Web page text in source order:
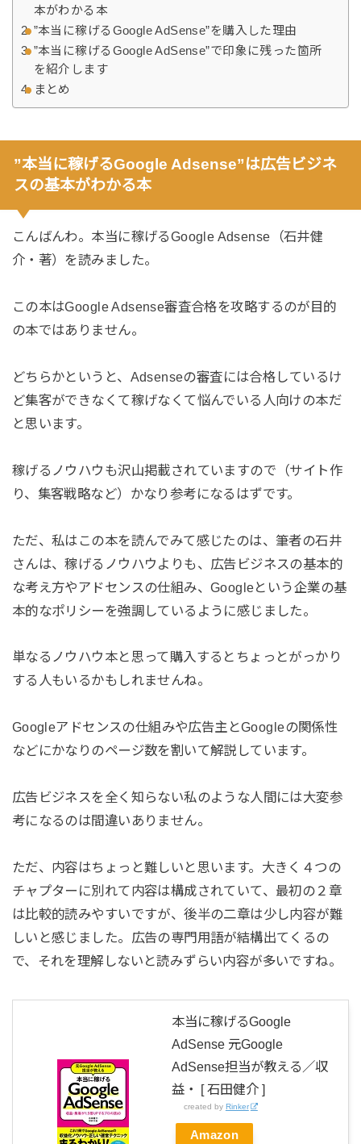
本がわかる本
”本当に稼げるGoogle AdSense”を購入した理由
”本当に稼げるGoogle AdSense”で印象に残った箇所
を紹介します
まとめ
”本当に稼げるGoogle Adsense”は広告ビジネ
スの基本がわかる本
こんばんわ。本当に稼げるGoogle Adsense（石井健
介・著）を読みました。
この本はGoogle Adsense審査合格を攻略するのが目的
の本ではありません。
どちらかというと、Adsenseの審査には合格しているけ
ど集客ができなくて稼げなくて悩んでいる人向けの本だ
と思います。
稼げるノウハウも沢山掲載されていますので（サイト作
り、集客戦略など）かなり参考になるはずです。
ただ、私はこの本を読んでみて感じたのは、筆者の石井
さんは、稼げるノウハウよりも、広告ビジネスの基本的
な考え方やアドセンスの仕組み、Googleという企業の基
本的なポリシーを強調しているように感じました。
単なるノウハウ本と思って購入するとちょっとがっかり
する人もいるかもしれませんね。
Googleアドセンスの仕組みや広告主とGoogleの関係性
などにかなりのページ数を割いて解説しています。
広告ビジネスを全く知らない私のような人間には大変参
考になるのは間違いありません。
ただ、内容はちょっと難しいと思います。大きく４つの
チャプターに別れて内容は構成されていて、最初の２章
は比較的読みやすいですが、後半の二章は少し内容が難
しいと感じました。広告の専門用語が結構出てくるの
で、それを理解しないと読みずらい内容が多いですね。
本当に稼げるGoogle
AdSense 元Google
AdSense担当が教える／収
益・ [ 石田健介 ]
created by Rinker
Amazon